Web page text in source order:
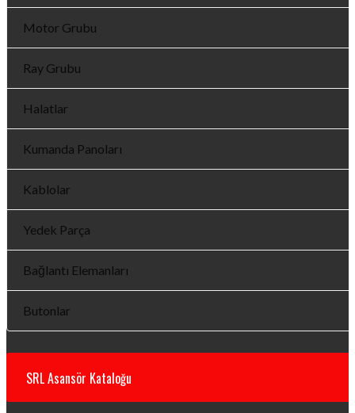
Motor Grubu
Ray Grubu
Halatlar
Kumanda Panoları
Kablolar
Yedek Parça
Bağlantı Elemanları
Butonlar
SRL Asansör Kataloğu